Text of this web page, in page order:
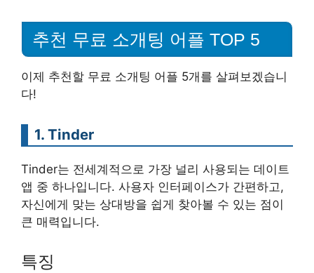
추천 무료 소개팅 어플 TOP 5
이제 추천할 무료 소개팅 어플 5개를 살펴보겠습니
다!
1. Tinder
Tinder는 전세계적으로 가장 널리 사용되는 데이트
앱 중 하나입니다. 사용자 인터페이스가 간편하고,
자신에게 맞는 상대방을 쉽게 찾아볼 수 있는 점이
큰 매력입니다.
특징